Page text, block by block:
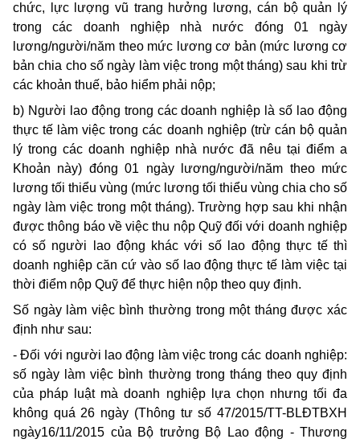
chức, lực lượng vũ trang hưởng lương, cán bộ quản lý
trong các doanh nghiệp nhà nước đóng 01 ngày
lương/người/năm theo mức lương cơ bản (mức lương cơ
bản chia cho số ngày làm việc trong một tháng) sau khi trừ
các khoản thuế, bảo hiểm phải nộp;
b) Người lao động trong các doanh nghiệp là số lao động
thực tế làm việc trong các doanh nghiệp (trừ cán bộ quản
lý trong các doanh nghiệp nhà nước đã nêu tại điểm a
Khoản này) đóng 01 ngày lương/người/năm theo mức
lương tối thiểu vùng (mức lương tối thiểu vùng chia cho số
ngày làm việc trong một tháng). Trường hợp sau khi nhận
được thông báo về việc thu nộp Quỹ đối với doanh nghiệp
có số người lao động khác với số lao động thực tế thì
doanh nghiệp căn cứ vào số lao động thực tế làm việc tại
thời điểm nộp Quỹ để thực hiện nộp theo quy định.
Số ngày làm việc bình thường trong một tháng được xác
định như sau:
- Đối với người lao động làm việc trong các doanh nghiệp:
số ngày làm việc bình thường trong tháng theo quy định
của pháp luật mà doanh nghiệp lựa chọn nhưng tối đa
không quá 26 ngày (Thông tư số 47/2015/TT-BLĐTBXH
ngày16/11/2015 của Bộ trưởng Bộ Lao động - Thương